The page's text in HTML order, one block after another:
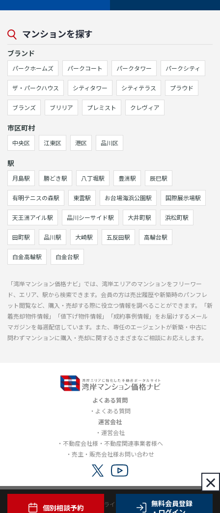
個別相談予約
無料会員登録
×
マンションを探す
ブランド
パークホームズ パークコート パークタワー パークシティ
ザ・パークハウス シティタワー シティテラス プラウド
ブランズ ブリリア プレミスト クレヴィア
市区町村
中央区 江東区 港区 品川区
駅
月島駅 勝どき駅 八丁堀駅 豊洲駅 辰巳駅
有明テニスの森駅 東雲駅 お台場海浜公園駅 国際展示場駅
天王洲アイル駅 品川シーサイド駅 大井町駅 浜松町駅
田町駅 品川駅 大崎駅 五反田駅 高輪台駅
白金高輪駅 白金台駅
「湾岸マンション価格ナビ」では、湾岸エリアのマンションをフリーワー
ド、エリア、駅から検索できます。会員の方は売出履歴や新築時のパンフレ
ット閲覧など、購入・売却する際に役立つ情報を調べることができます。「新
着売却物件情報」「値下げ物件情報」「成約事例情報」をお届けするメール
マガジンを毎週配信しています。また、専任のエージェントが新築・中古に
問わずマンションに購入・売却に関するさまざまなご相談にお応えします。
よくある質問
よくある質問
運営会社
運営会社
不動産会社様・不動産関連事業者様へ
売主・販売会社様お問い合わせ
利用規約 プライバシーポリシー